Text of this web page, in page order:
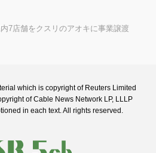
7店舗をクスリのアオキに事業譲渡
which is copyright of Reuters Limited
of Cable News Network LP, LLLP
in each text. All rights reserved.